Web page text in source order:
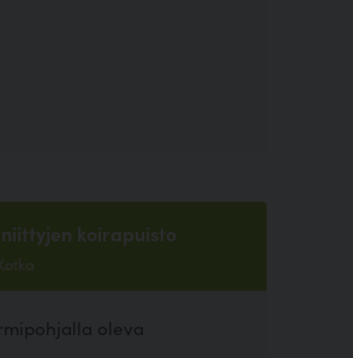
koirapuisto
oleva